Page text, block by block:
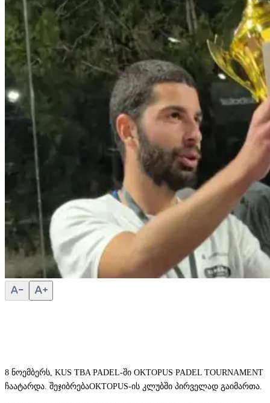
8 ნოემბერს, KUS TBA PADEL-ში OKTOPUS PADEL TOURNAMENT
ჩაატარდა. შეჯიბრებაOKTOPUS-ის კლუბში პირველად გაიმართა.